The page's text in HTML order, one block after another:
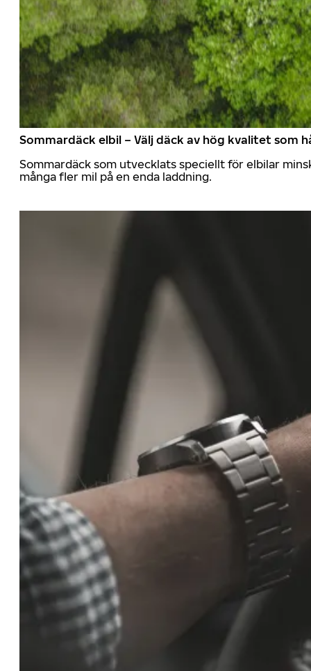
Sommardäck elbil – Välj däck av hög kvalitet som
Sommardäck som utvecklats speciellt för elbilar
många fler mil på en enda laddning.